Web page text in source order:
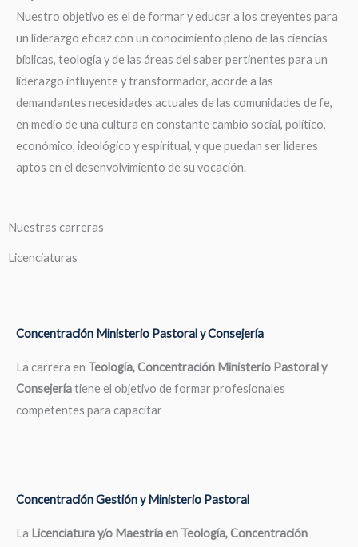
Nuestro objetivo es el de formar y educar a los creyentes para
un liderazgo eficaz con un conocimiento pleno de las ciencias
bíblicas, teología y de las áreas del saber pertinentes para un
liderazgo influyente y transformador, acorde a las
demandantes necesidades actuales de las comunidades de fe,
en medio de una cultura en constante cambio social, político,
económico, ideológico y espiritual, y que puedan ser líderes
aptos en el desenvolvimiento de su vocación.
Nuestras carreras
Licenciaturas
Concentración Ministerio Pastoral y Consejería
La carrera en Teología, Concentración Ministerio Pastoral y
Consejeríatiene el objetivo de formar profesionales
competentes para capacitar
Concentración Gestión y Ministerio Pastoral
La Licenciatura y/o Maestría en Teología, Concentración